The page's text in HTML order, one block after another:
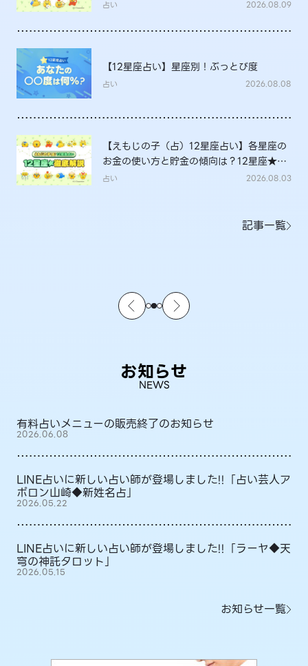
占い 2026.08.09
【12星座占い】星座別！ぶっとび度
占い 2026.08.08
【えもじの子（占）12星座占い】各星座の
お金の使い方と貯金の傾向は？12星座★徹
底解説
占い 2026.08.03
記事一覧
お知らせ
NEWS
有料占いメニューの販売終了のお知らせ
2026.06.08
LINE占いに新しい占い師が登場しました!!「占い芸人ア
ポロン山崎◆新姓名占」
2026.05.22
LINE占いに新しい占い師が登場しました!!「ラーヤ◆天
穹の神託タロット」
2026.05.15
お知らせ一覧